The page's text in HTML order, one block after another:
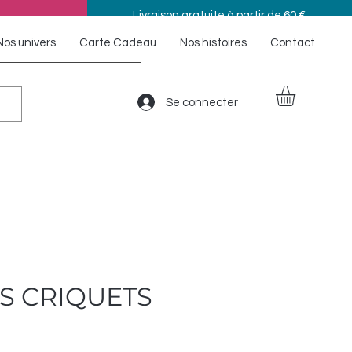
Livraison gratuite à partir de 60 €
univers Carte Cadeau Nos histoires Contact
Se connecter
CRIQUETS